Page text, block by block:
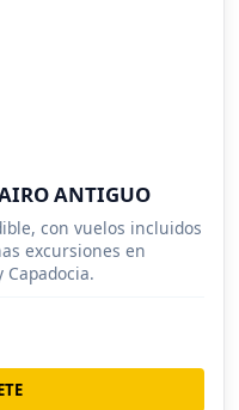
ANTIGUO
con vuelos incluidos
excursiones en
Capadocia.